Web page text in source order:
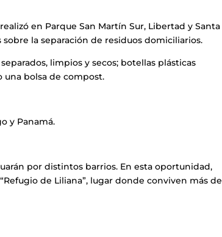
en Parque San Martín Sur, Libertad y Santa
la separación de residuos domiciliarios.
limpios y secos; botellas plásticas
bolsa de compost.
y Panamá.
por distintos barrios. En esta oportunidad,
de Liliana”, lugar donde conviven más de